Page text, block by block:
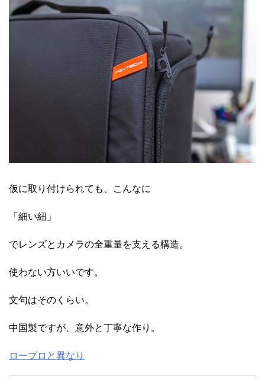
仮に取り付けられても、こんなに
「細い紐」
でレンズとカメラの全重量を支える構造。
使わない方いいです。
文句はそのくらい。
中国製ですが、意外と丁寧な作り。
ロープロと異なり